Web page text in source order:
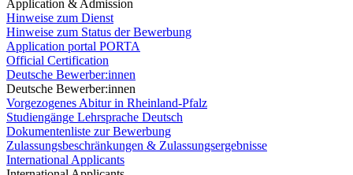
Application & Admission
Hinweise zum Dienst
Hinweise zum Status der Bewerbung
Application portal PORTA
Official Certification
Deutsche Bewerber:innen
Deutsche Bewerber:innen
Vorgezogenes Abitur in Rheinland-Pfalz
Studiengänge Lehrsprache Deutsch
Dokumentenliste zur Bewerbung
Zulassungsbeschränkungen & Zulassungsergebnisse
International Applicants